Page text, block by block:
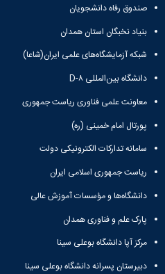
صندوق رفاه دانشجویان
بنیاد نخبگان استان همدان
شبکه آزمایشگاه‌های علمی ایران(شاعا)
دانشگاه بین‌المللی D-۸
معاونت علمی فناوری ریاست جمهوری
پورتال امام خمینی (ره)
سامانه تدارکات الکترونیکی دولت
ریاست جمهوری اسلامی ایران
دانشگاه‌ها و مؤسسات آموزش عالی
پارک علم و فناوری همدان
مرکز آپا دانشگاه بوعلی سینا
دبیرستان پسرانه دانشگاه بوعلی سینا